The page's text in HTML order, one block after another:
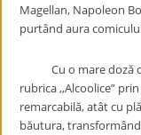
Magellan, Napoleon
purtând aura
Cu o mare doză
rubrica ,,Alcoolice”
remarcabilă, atât cu
băutura,